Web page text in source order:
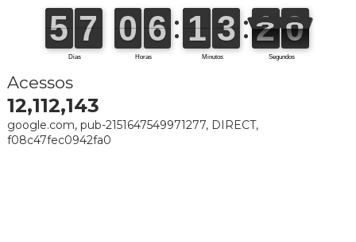
Acessos
12,112,143
google.com, pub-2151647549971277, DIRECT,
f08c47fec0942fa0